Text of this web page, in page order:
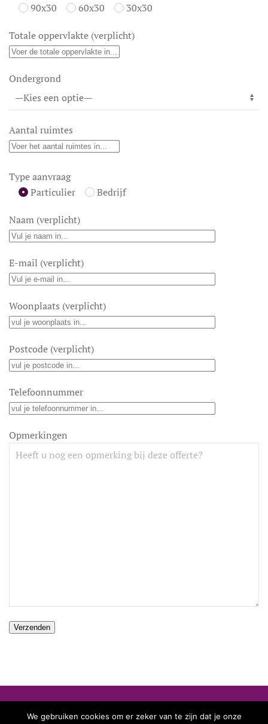
90x30
60x30 30x30
Totale oppervlakte (verplicht)
Ondergrond
Aantal ruimtes
Type aanvraag
Particulier
Bedrijf
Naam (verplicht)
E-mail (verplicht)
Woonplaats (verplicht)
Postcode (verplicht)
Telefoonnummer
Opmerkingen
We gebruiken cookies om er zeker van te zijn dat je onze